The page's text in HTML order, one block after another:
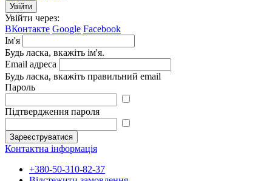
Увійти
Увійти через:
ВКонтакте Google Facebook
Ім'я
Будь ласка, вкажіть ім'я.
Email адреса
Будь ласка, вкажіть правильний email
Пароль
Підтвердження пароля
Зареєструватися
Контактна інформація
+380-50-310-82-37